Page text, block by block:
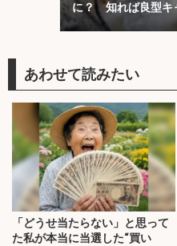
に？ 知れば良型キ
「どうせ当たらない」と思って
た私が本当に当選した“買い